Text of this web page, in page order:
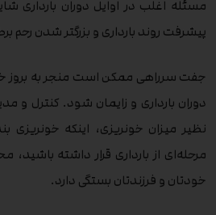
مسئله اغلب در اوایل دوران بارداری
پیشرفت روند بارداری و بزرگتر شدن رحم
جفت سرراهی ممکن است منجر به بروز
دوران بارداری و زایمان شود. کنترل و
نظیر میزان خونریزی، اینکه خونریزی
مرحله‌ای از بارداری قرار داشته
خودتان و فرزندتان بستگی دارد.